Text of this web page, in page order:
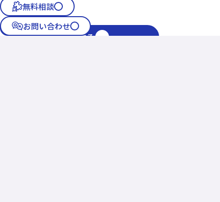
お問い合わせをする
無料相談
お問い合わせ